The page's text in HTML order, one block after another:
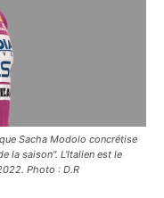
Sacha Modolo concrétise
la saison". L'Italien est le
Photo : D.R